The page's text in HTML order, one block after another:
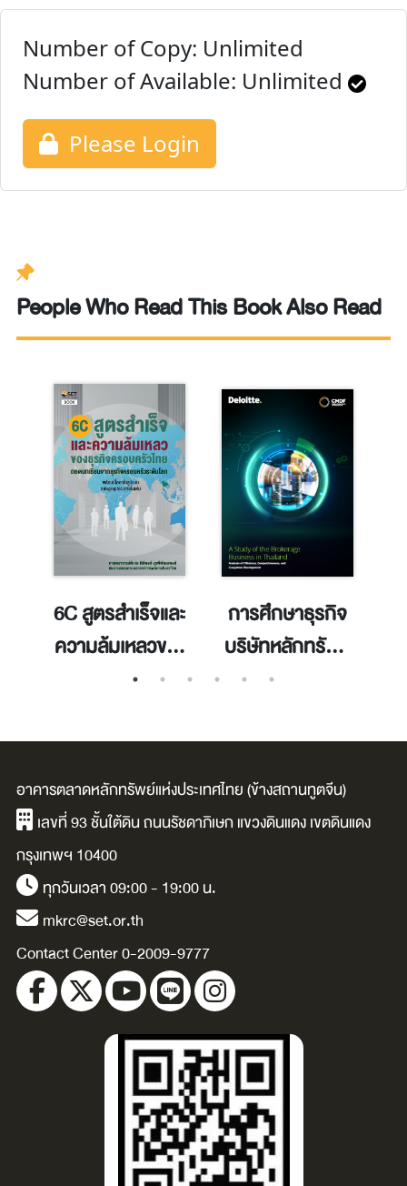
Number of Copy: Unlimited
Number of Available: Unlimited
Please Login
People Who Read This Book Also Read
6C สูตรสำเร็จและ
ความล้มเหลวของ
ธุรกิจครอบครัว
เรียนจากธุรกิจ
ครอบครัวระดับ
โลก
การศึกษาธุรกิจ
บริษัทหลักทรัพย์
ในประเทศไทย:
ประสิทธิภาพ
ความสามารถใน
การแข่งขัน และ
อาคารตลาดหลักทรัพย์แห่งประเทศไทย (ข้างสถานทูตจีน)
เลขที่ 93 ชั้นใต้ดิน ถนนรัชดาภิเษก แขวงดินแดง เขตดินแดง
กรุงเทพฯ 10400
ทุกวันเวลา 09:00 - 19:00 น.
mkrc@set.or.th
Contact Center 0-2009-9777